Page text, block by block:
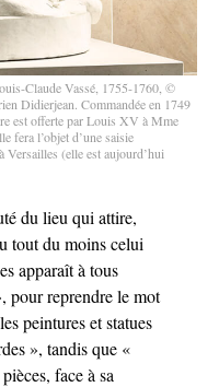
Claude Vassé, 1755-1760, ©
Didierjean. Commandée en 1749
est offerte par Louis XV à Mme
fera l’objet d’une saisie
Versailles (elle est aujourd’hui
du lieu qui attire,
tout du moins celui
apparaît à tous
pour reprendre le mot
peintures et statues
», tandis que «
face à sa